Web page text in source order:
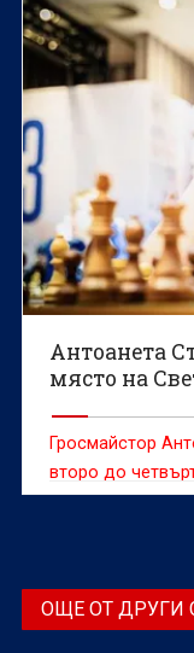
Антоанета
място на
Гросмайстор
второ до
на десет от 15-
ОЩЕ ОТ ДРУГИ